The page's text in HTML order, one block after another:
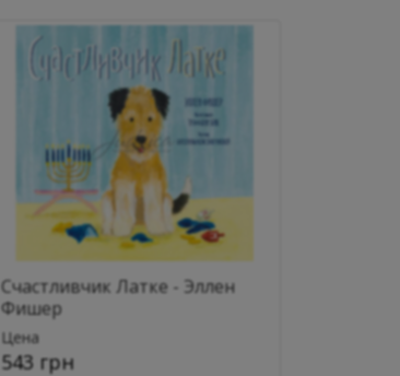
Счастливчик Латке - Эллен
Фишер
Цена
543 грн